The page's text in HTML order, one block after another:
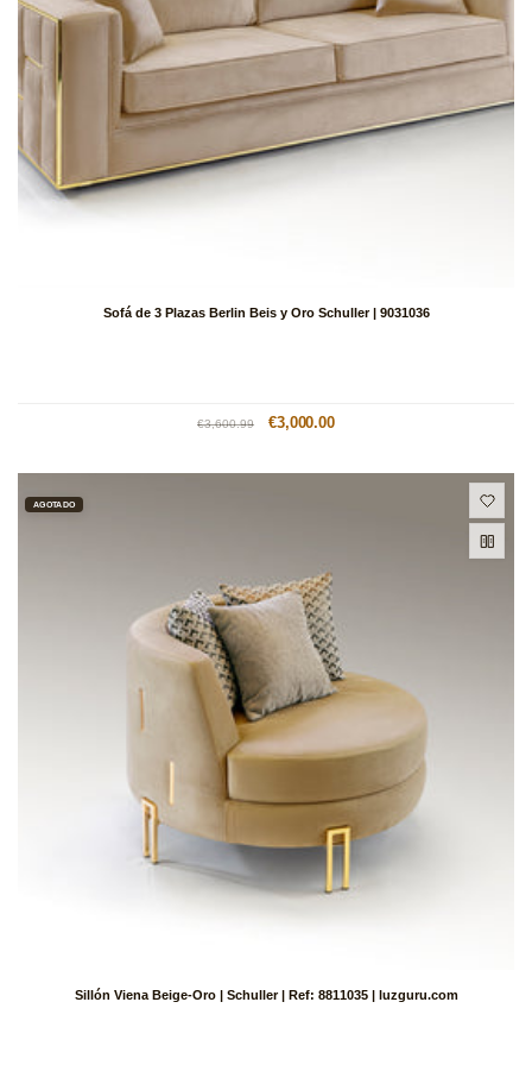
Sofá de 3 Plazas Berlin Beis y Oro Schuller | 9031036
Precio
€3,600.99
Precio
€3,000.00
AGOTADO
Sillón Viena Beige-Oro | Schuller | Ref: 8811035 | luzguru.com